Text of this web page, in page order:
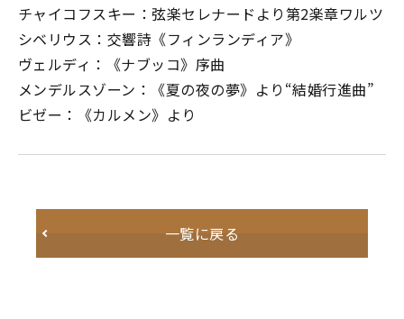
チャイコフスキー：弦楽セレナードより第2楽章ワルツ
シベリウス：交響詩《フィンランディア》
ヴェルディ：《ナブッコ》序曲
メンデルスゾーン：《夏の夜の夢》より“結婚行進曲”
ビゼー：《カルメン》より
一覧に戻る